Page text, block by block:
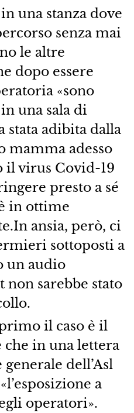
una stanza dove
senza mai
le altre
dopo essere
«sono
una sala di
stata adibita dalla
mamma adesso
il virus Covid-19
presto a sé
in ottime
ansia, però, ci
sottoposti a
un audio
non sarebbe stato
il caso è il
che in una lettera
dell’Asl
a
operatori».